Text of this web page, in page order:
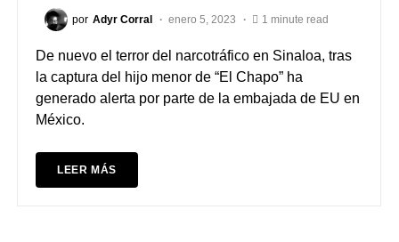
por Adyr Corral enero 5, 2023 1 minute read
De nuevo el terror del narcotráfico en Sinaloa, tras
la captura del hijo menor de “El Chapo” ha
generado alerta por parte de la embajada de EU en
México.
LEER MÁS